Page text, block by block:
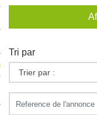
à NESTOR
Tri par